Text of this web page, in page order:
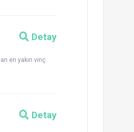
Detay
en yakın vinç
Detay